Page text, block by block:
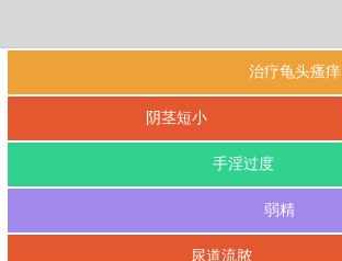
治疗龟头瘙痒
阴茎短小
手淫过度
弱精
尿道流脓